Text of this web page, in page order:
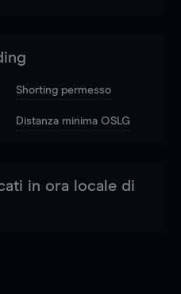
Shorting permesso
Distanza minima OSLG
in ora locale di